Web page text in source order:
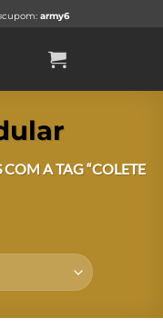
cupom: army6
A TAG “COLETE